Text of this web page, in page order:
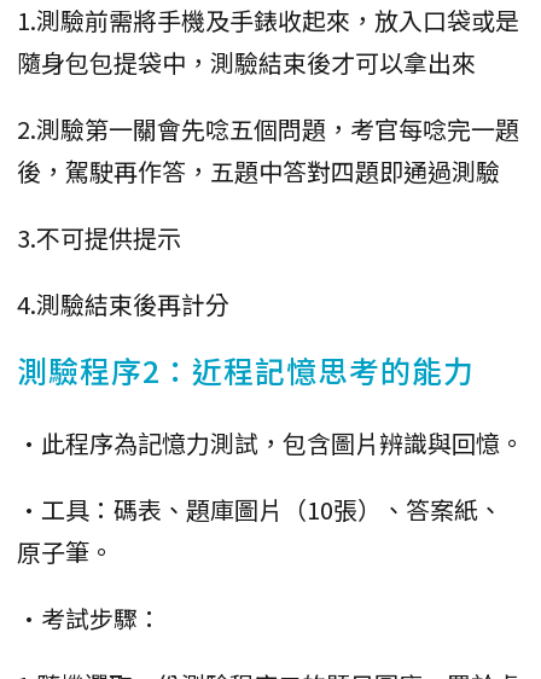
1.測驗前需將手機及手錶收起來，放入口袋或是
隨身包包提袋中，測驗結束後才可以拿出來
2.測驗第一關會先唸五個問題，考官每唸完一題
後，駕駛再作答，五題中答對四題即通過測驗
3.不可提供提示
4.測驗結束後再計分
測驗程序2：近程記憶思考的能力
•此程序為記憶力測試，包含圖片辨識與回憶。
•工具：碼表、題庫圖片（10張）、答案紙、
原子筆。
•考試步驟：